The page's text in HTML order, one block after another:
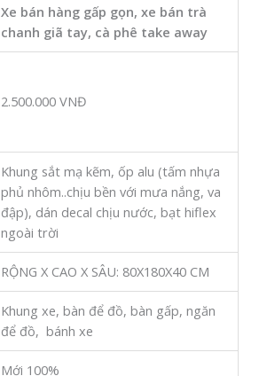
Xe bán hàng gấp gọn, xe bán trà
chanh giã tay, cà phê take away
2.500.000 VNĐ
Khung sắt mạ kẽm, ốp alu (tấm nhựa
phủ nhôm..chịu bền với mưa nắng, va
đập), dán decal chịu nước, bạt hiflex
ngoài trời
RỘNG X CAO X SÂU: 80X180X40 CM
Khung xe, bàn để đồ, bàn gấp, ngăn
để đồ, bánh xe
Mới 100%